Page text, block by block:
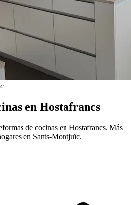
en Hostafrancs
de cocinas en Hostafrancs. Más
en Sants-Montjuïc.